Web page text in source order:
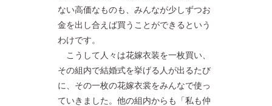
ない高価なものも、みんなが少しずつお
金を出し合えば買うことができるという
わけです。
こうして人々は花嫁衣装を一枚買い、
その組内で結婚式を挙げる人が出るたび
に、その一枚の花嫁衣裳をみんなで使っ
ていきました。他の組内からも「私も仲